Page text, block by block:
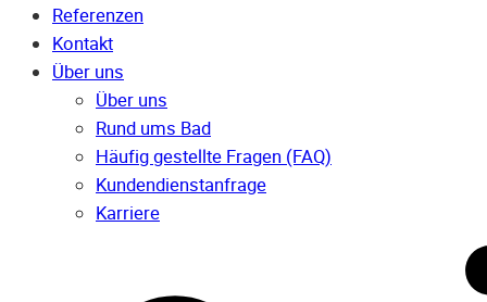
Referenzen
Kontakt
Über uns
Über uns
Rund ums Bad
Häufig gestellte Fragen (FAQ)
Kunden­dienst­anfrage
Karriere